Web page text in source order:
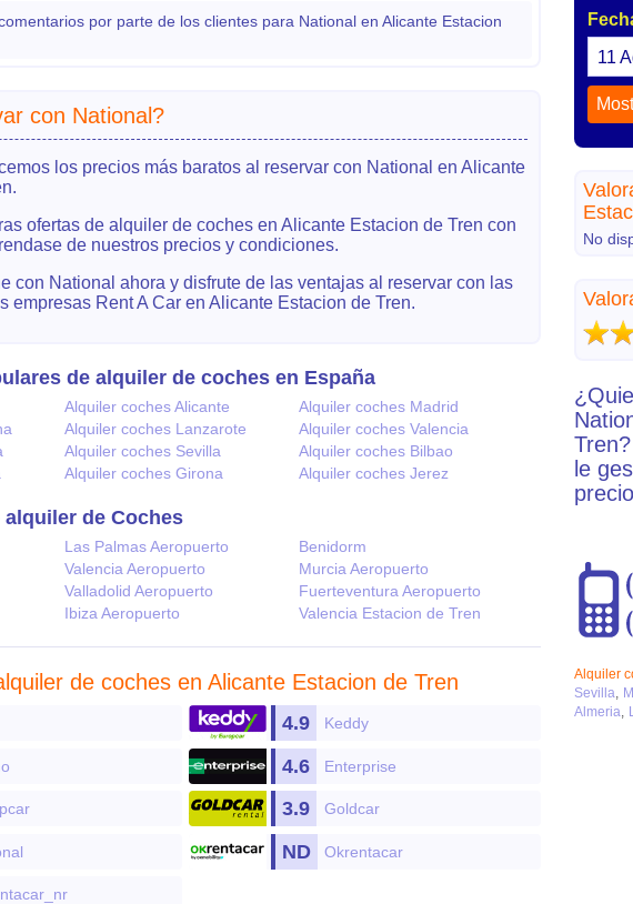
11
por parte de los clientes para National en Alicante Estacion
con National?
los precios más baratos al reservar con National en Alicante
ofertas de alquiler de coches en Alicante Estacion de Tren con
de nuestros precios y condiciones.
con National ahora y disfrute de las ventajas al reservar con las
empresas Rent A Car en Alicante Estacion de Tren.
de alquiler de coches en España
Alquiler coches Alicante
Alquiler coches Madrid
Alquiler coches Lanzarote
Alquiler coches Valencia
Alquiler coches Sevilla
Alquiler coches Bilbao
Alquiler coches Girona Alquiler coches Jerez
de Coches
Las Palmas Aeropuerto
Benidorm
Valencia Aeropuerto
Murcia Aeropuerto
Valladolid Aeropuerto
Fuerteventura Aeropuerto
Ibiza Aeropuerto Valencia Estacion de Tren
No
le
Alquiler
Sevilla
Almeria
de coches en Alicante Estacion de Tren
Keddy
4.9
Enterprise
4.6
Goldcar
3.9
Okrentacar
ND